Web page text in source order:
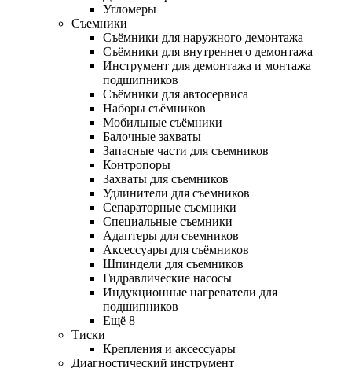
Угломеры
Съемники
Съёмники для наружного демонтажа
Съёмники для внутреннего демонтажа
Инструмент для демонтажа и монтажа
подшипников
Съёмники для автосервиса
Наборы съёмников
Мобильные съёмники
Балочные захваты
Запасные части для съемников
Контропоры
Захваты для съемников
Удлинители для съемников
Сепараторные съемники
Специальные съемники
Адаптеры для съемников
Аксессуары для съёмников
Шпиндели для съемников
Гидравлические насосы
Индукционные нагреватели для
подшипников
Ещё 8
Тиски
Крепления и аксессуары
Диагностический инструмент